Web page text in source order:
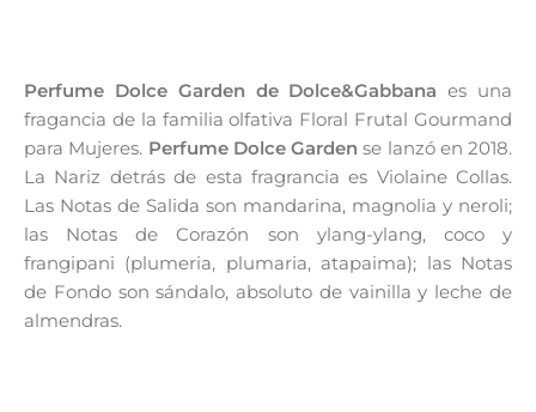
Perfume Dolce Garden de Dolce&Gabbana es una
fragancia de la familia olfativa Floral Frutal Gourmand
para Mujeres. Perfume Dolce Garden se lanzó en 2018.
La Nariz detrás de esta fragrancia es Violaine Collas.
Las Notas de Salida son mandarina, magnolia y neroli;
las Notas de Corazón son ylang-ylang, coco y
frangipani (plumeria, plumaria, atapaima); las Notas
de Fondo son sándalo, absoluto de vainilla y leche de
almendras.